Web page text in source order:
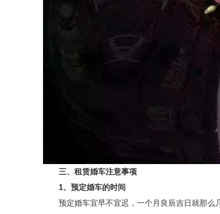
三、租赁婚车注意事项
1、预定婚车的时间
预定婚车宜早不宜迟，一个月良辰吉日就那么